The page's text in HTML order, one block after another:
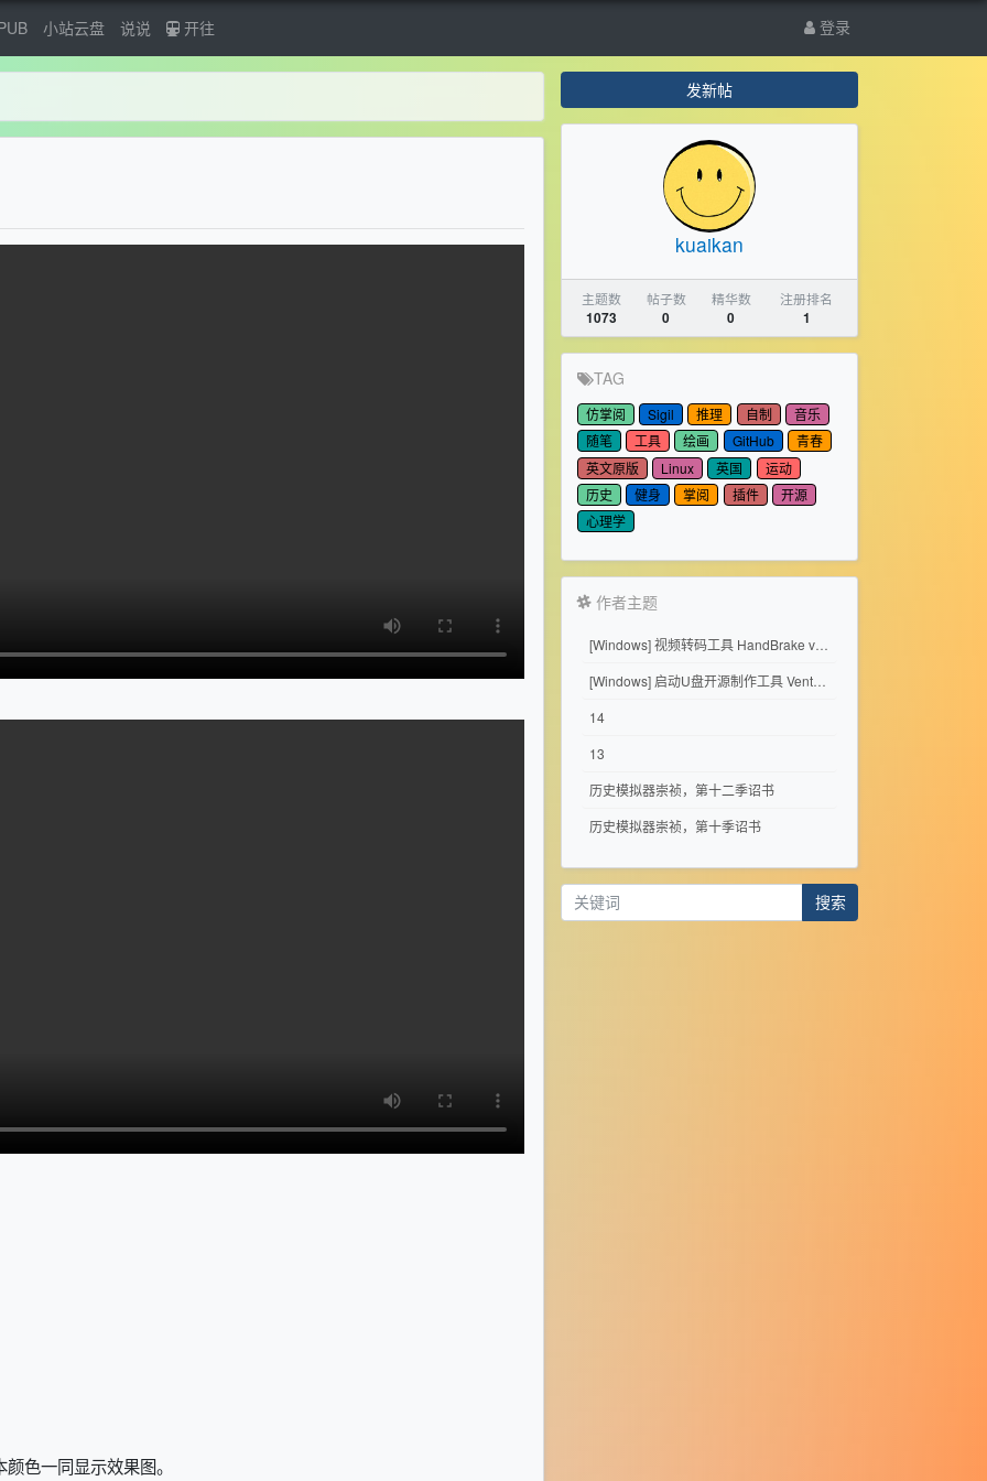
小站云盘 说说 开往 登录
色一同显示效果图。
发新帖
kuaikan
主题数
1073
帖子数
0
精华数
0
注册排名
1
TAG
仿掌阅 Sigil 推理 自制
音乐
随笔
工具 绘画 GitHub
青春
英文原版
Linux 英国
运动
历史
健身 掌阅 插件
开源
心理学
作者主题
[Windows] 视频转码工具 HandBrake v1.11.2
[Windows] 启动U盘开源制作工具 Ventoy 1.1.17
14
13
历史模拟器崇祯，第十二季诏书
历史模拟器崇祯，第十季诏书
搜索